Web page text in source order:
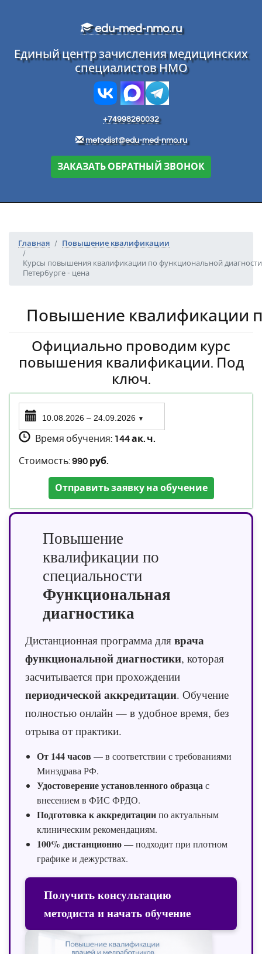
edu-med-nmo.ru
Единый центр зачисления медицинских
специалистов НМО
+74998260032
metodist@edu-med-nmo.ru
ЗАКАЗАТЬ ОБРАТНЫЙ ЗВОНОК
Главная Повышение квалификации
Курсы повышения квалификации по функциональной
Петербурге - цена
Повышение квалификации
Официально проводим курс
повышения квалификации. Под
ключ.
10.08.2026 – 24.09.2026 ▼
Время обучения: 144 ак. ч.
Стоимость:990 руб.
Отправить заявку на обучение
Повышение
квалификации по
специальности
Функциональная
диагностика
Дистанционная программа для врача
функциональной диагностики, которая
засчитывается при прохождении
периодической аккредитации. Обучение
полностью онлайн — в удобное время, без
отрыва от практики.
От 144 часов — в соответствии с требованиями
Минздрава РФ.
Удостоверение установленного образцас
внесением в ФИС ФРДО.
Подготовка к аккредитациипо актуальным
клиническим рекомендациям.
100% дистанционно— подходит при плотном
графике и дежурствах.
Получить консультацию
методиста и начать обучение